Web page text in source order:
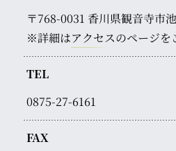
〒768-0031 香川県観音寺市
※詳細はアクセスのページを
TEL
0875-27-6161
FAX